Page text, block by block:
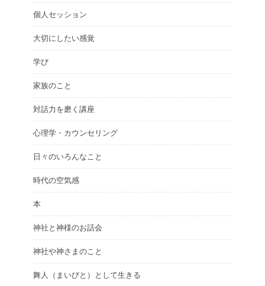
個人セッション
大切にしたい感覚
学び
家族のこと
対話力を磨く講座
心理学・カウンセリング
日々のいろんなこと
時代の空気感
本
神社と神様のお話会
神社や神さまのこと
舞人（まいびと）として生きる